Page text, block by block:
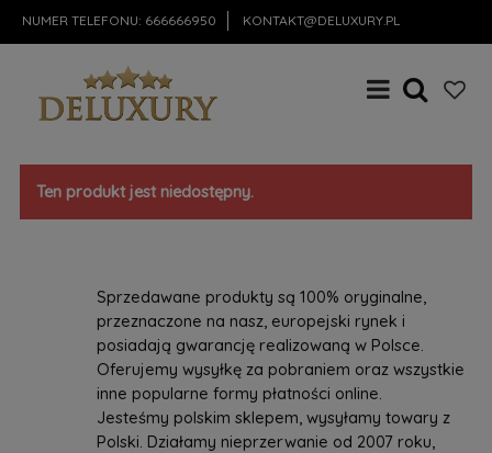
NUMER TELEFONU: 666666950 KONTAKT@DELUXURY.PL
Ten produkt jest niedostępny.
Sprzedawane produkty są 100% oryginalne,
przeznaczone na nasz, europejski rynek i
posiadają gwarancję realizowaną w Polsce.
Oferujemy wysyłkę za pobraniem oraz wszystkie
inne popularne formy płatności online.
Jesteśmy polskim sklepem, wysyłamy towary z
Polski. Działamy nieprzerwanie od 2007 roku,